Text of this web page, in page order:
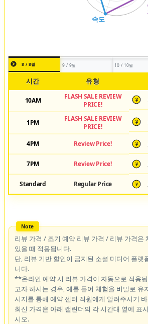
8 / 8월 9 / 9월 10 / 10월
시간 유형
10AM
FLASH SALE REVIEW
PRICE!
¥
1PM
FLASH SALE REVIEW
PRICE!
¥
4PM Review Price! ¥
7PM Review Price! ¥
Standard Regular Price ¥
리뷰 가격 / 조기 예약 리뷰 가격 / 리뷰 가격은
있을 때 적용됩니다.
단, 리뷰 기반 할인이 금지된 소셜 미디어 플랫
니다.
**온라인 예약 시 리뷰 가격이 자동으로 적용
고자 하시는 경우, 예를 들어 체험을 비밀로 유
시지를 통해 예약 센터 직원에게 알려주시기
최신 가격은 아래 캘린더의 각 시간대 옆에 표
시오.